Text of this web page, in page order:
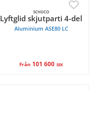
SCHÜCO
Lyftglid skjutparti 4-del
Aluminium ASE80 LC
Från 101 600 SEK